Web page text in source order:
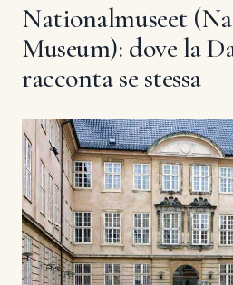
Nationalmuseet
Museum): dove la
racconta se stessa